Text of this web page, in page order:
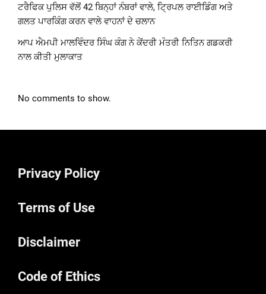
ਟਰੈਫਿਕ ਪੁਲਿਸ ਵੱਲੋਂ 42 ਬਿਨ੍ਹਾਂ ਨੰਬਰਾਂ ਵਾਲੇ, ਟ੍ਰਿਪਲ ਰਾਈਡਿੰਗ ਅਤੇ
ਗਲਤ ਪਾਰਕਿੰਗ ਕਰਨ ਵਾਲੇ ਵਾਹਨਾਂ ਦੇ ਚਲਾਨ
ਆਪ ਐਮਪੀ ਮਾਲਵਿੰਦਰ ਸਿੰਘ ਕੰਗ ਨੇ ਕੇਂਦਰੀ ਮੰਤਰੀ ਨਿਤਿਨ ਗਡਕਰੀ
ਨਾਲ ਕੀਤੀ ਮੁਲਾਕਾਤ
No comments to show.
Privacy Policy
Terms of Use
Disclaimer
Code of Ethics